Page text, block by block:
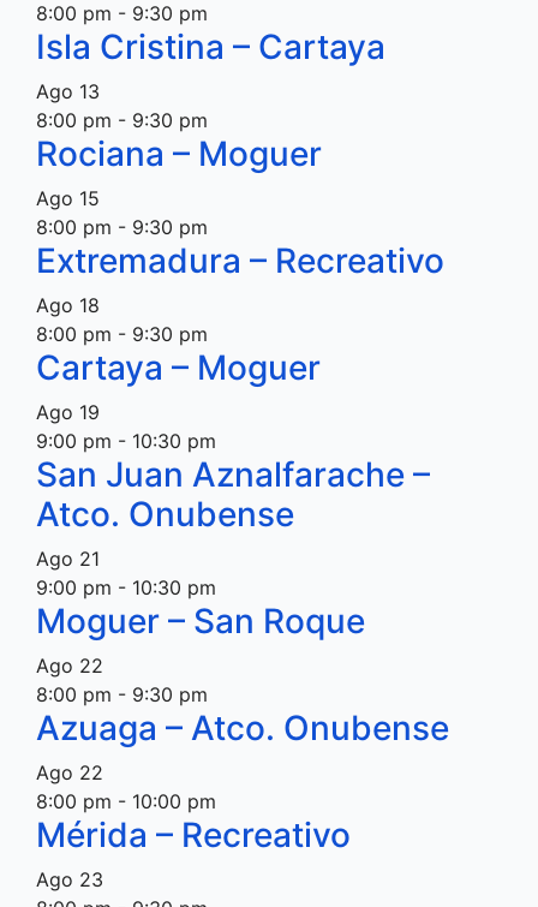
8:00 pm - 9:30 pm
Isla Cristina – Cartaya
Ago 13
8:00 pm - 9:30 pm
Rociana – Moguer
Ago 15
8:00 pm - 9:30 pm
Extremadura – Recreativo
Ago 18
8:00 pm - 9:30 pm
Cartaya – Moguer
Ago 19
9:00 pm - 10:30 pm
San Juan Aznalfarache –
Atco. Onubense
Ago 21
9:00 pm - 10:30 pm
Moguer – San Roque
Ago 22
8:00 pm - 9:30 pm
Azuaga – Atco. Onubense
Ago 22
8:00 pm - 10:00 pm
Mérida – Recreativo
Ago 23